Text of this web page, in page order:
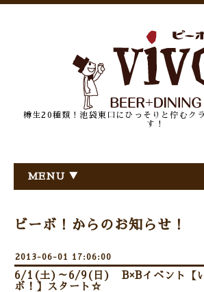
樽生20種類！池袋東口にひっそりと佇むク
す！
MENU ▼
ビーボ！からのお知らせ！
2013-06-01 17:06:00
6/1(土)～6/9(日) B×Bイベント【い
ボ！】スタート☆